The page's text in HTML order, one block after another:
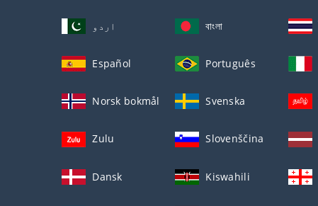
اردو বাংলা
Español Português
Norsk bokmål Svenska
Zulu Slovenščina
Dansk Kiswahili